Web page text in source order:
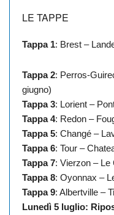
LE TAPPE
Tappa 1: Brest –
Tappa 2: Perros-
giugno)
Tappa 3: Lorient –
Tappa 4: Redon –
Tappa 5: Changé –
Tappa 6: Tour –
Tappa 7: Vierzon – Le
Tappa 8: Oyonnax –
Tappa 9: Albertville –
Lunedì 5 luglio: